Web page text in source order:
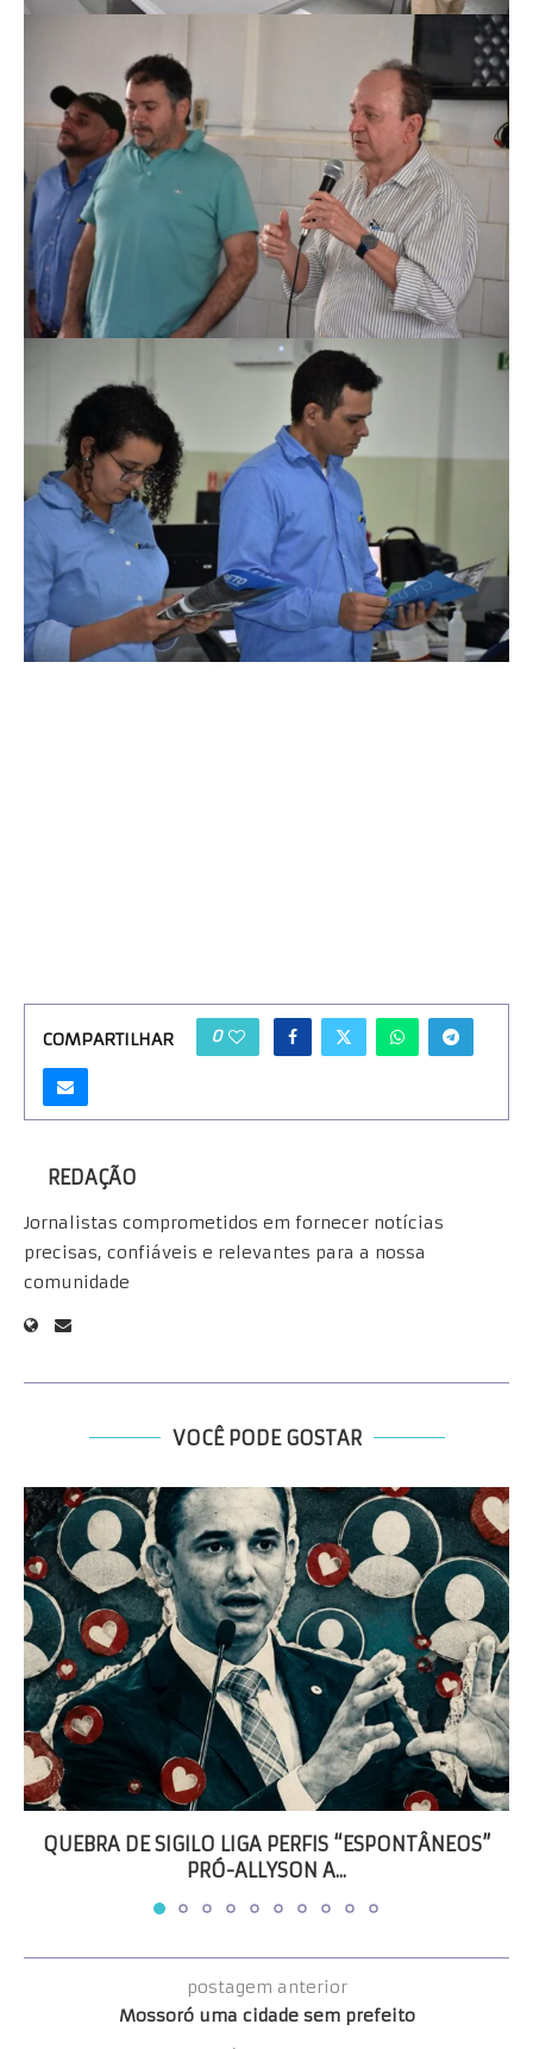
COMPARTILHAR 0
REDAÇÃO
Jornalistas comprometidos em fornecer notícias
precisas, confiáveis e relevantes para a nossa
comunidade
VOCÊ PODE GOSTAR
QUEBRA DE SIGILO LIGA PERFIS “ESPONTÂNEOS”
PRÓ-ALLYSON A...
postagem anterior
Mossoró uma cidade sem prefeito